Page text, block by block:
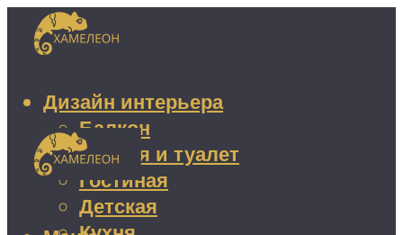
Дизайн интерьера
Балкон
Ванная и туалет
Гостиная
Детская